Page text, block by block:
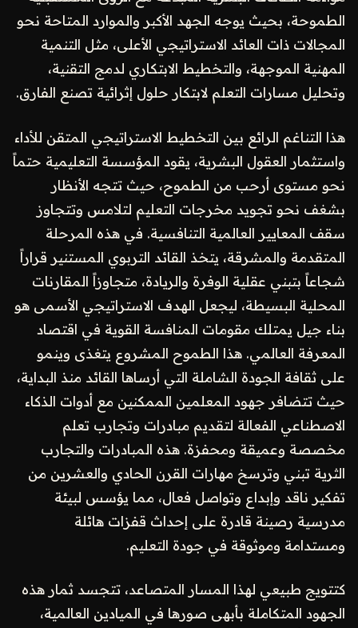
الطموحة، بحيث يوجه الجهد الأكبر والموارد المتاحة نحو
المجالات ذات العائد الاستراتيجي الأعلى، مثل التنمية
المهنية الموجهة، والتخطيط الابتكاري لدمج التقنية،
وتحليل مسارات التعلم لابتكار حلول إثرائية تصنع الفارق.
هذا التناغم الرائع بين التخطيط الاستراتيجي المتقن للأداء
واستثمار العقول البشرية، يقود المؤسسة التعليمية حتماً
نحو مستوى أرحب من الطموح، حيث تتجه الأنظار
بشغف نحو تجويد مخرجات التعليم لتلامس وتتجاوز
سقف المعايير العالمية التنافسية. في هذه المرحلة
المتقدمة والمشرقة، يتخذ القائد التربوي المستنير قراراً
شجاعاً بتبني عقلية الوفرة والريادة، متجاوزاً المقارنات
المحلية البسيطة، ليجعل الهدف الاستراتيجي الأسمى هو
بناء جيل يمتلك مقومات المنافسة القوية في اقتصاد
المعرفة العالمي. هذا الطموح المشروع يتغذى وينمو
على ثقافة الجودة الشاملة التي أرساها القائد منذ البداية،
حيث تتضافر جهود المعلمين الممكنين مع أدوات الذكاء
الاصطناعي الفعالة لتقديم مبادرات وتجارب تعلم
مخصصة وعميقة ومحفزة. هذه المبادرات والتجارب
الثرية تبني وترسخ مهارات القرن الحادي والعشرين من
تفكير ناقد وإبداع وتواصل فعال، مما يؤسس لبيئة
مدرسية رصينة قادرة على إحداث قفزات هائلة
ومستدامة وموثوقة في جودة التعليم.
كتتويج طبيعي لهذا المسار المتصاعد، تتجسد ثمار هذه
الجهود المتكاملة بأبهى صورها في الميادين العالمية،